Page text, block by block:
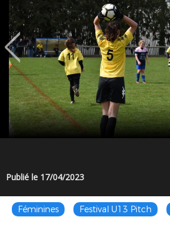
Publié le 17/04/2023
Féminines Festival U13 Pitch